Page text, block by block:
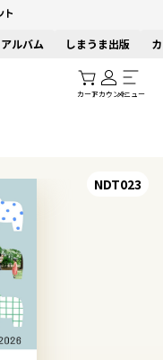
アルバム しまうま出版
カートアカウントメニュー
NDT023